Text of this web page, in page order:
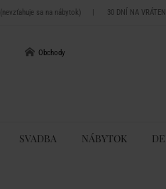
(nevzťahuje sa na nábytok) | 30 DNÍ NA
Obchody
SVADBA NÁBYTOK